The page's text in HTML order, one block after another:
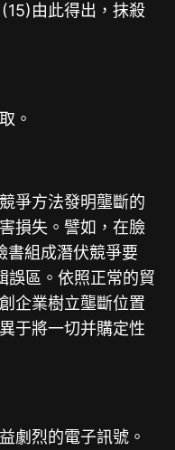
由此得出，抹殺
。
爭方法發明壟斷的
損失。譬如，在臉
書組成潛伏競爭要
誤區。依照正常的貿
企業樹立壟斷位置
于將一切并購定性
劇烈的電子訊號。